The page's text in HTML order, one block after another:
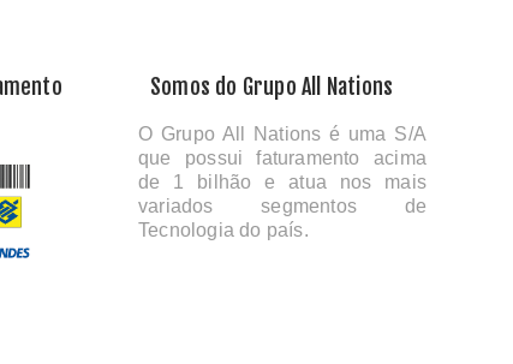
Somos do Grupo All Nations
O Grupo All Nations é uma S/A
que possui faturamento acima
de 1 bilhão e atua nos mais
variados segmentos de
Tecnologia do país.